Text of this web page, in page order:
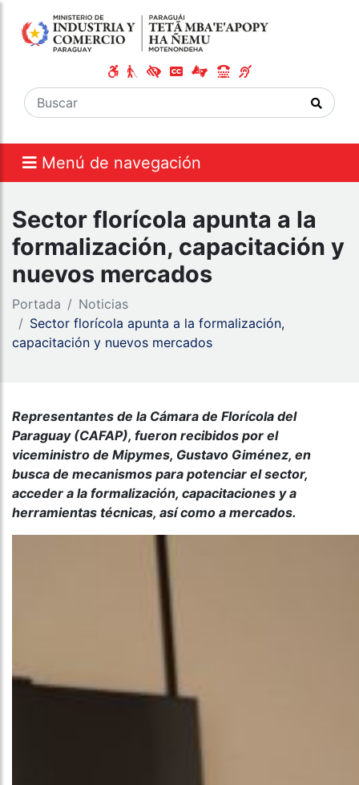
Menú de navegación
Sector florícola apunta a la
formalización, capacitación y
nuevos mercados
Portada
Noticias
Sector florícola apunta a la formalización,
capacitación y nuevos mercados
Representantes de la Cámara de Florícola del
Paraguay (CAFAP), fueron recibidos por el
viceministro de Mipymes, Gustavo Giménez, en
busca de mecanismos para potenciar el sector,
acceder a la formalización, capacitaciones y a
herramientas técnicas, así como a mercados.